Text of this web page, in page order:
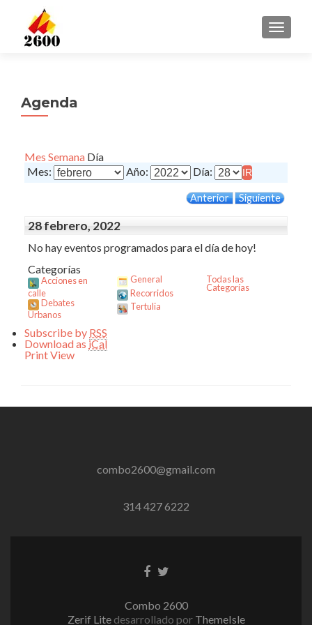
Agenda
Mes Semana Día
Mes:
Año: Día:
Anterior Siguiente
28 febrero, 2022
No hay eventos programados para el día de hoy!
Categorías
Acciones en
calle
Debates
Urbanos
General
Recorridos
Tertulia
Todas las
Categorías
Subscribe by RSS
Download as iCal
PrintView
combo2600@gmail.com
314 427 6222
EnlaceEnlace
Combo 2600
Zerif Lite desarrollado por ThemeIsle